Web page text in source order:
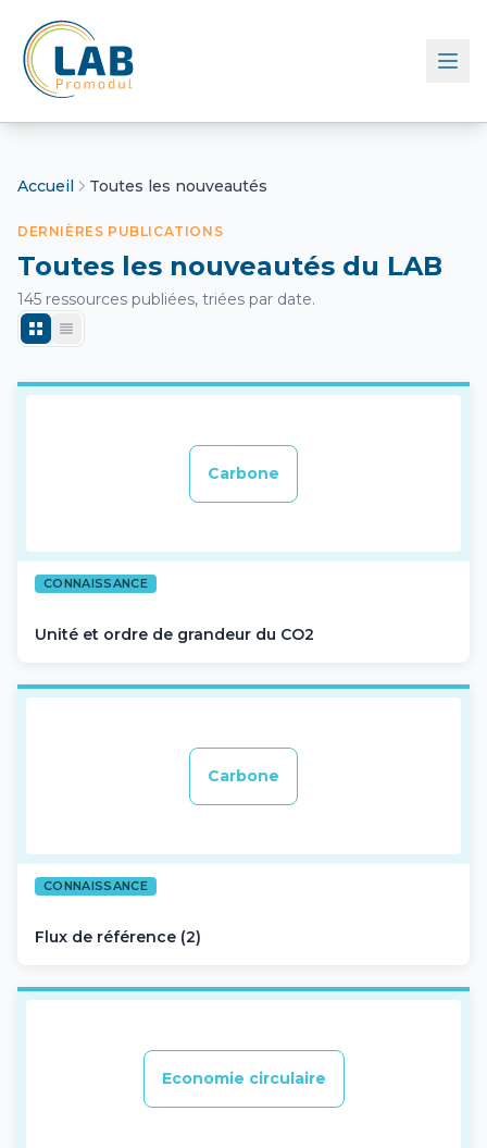
Retour à l'accueil
Accueil Toutes les nouveautés
DERNIÈRES PUBLICATIONS
Toutes les nouveautés du LAB
145 ressources publiées, triées par date.
Carbone
CONNAISSANCE
Unité et ordre de grandeur du CO2
Carbone
CONNAISSANCE
Flux de référence (2)
Economie circulaire